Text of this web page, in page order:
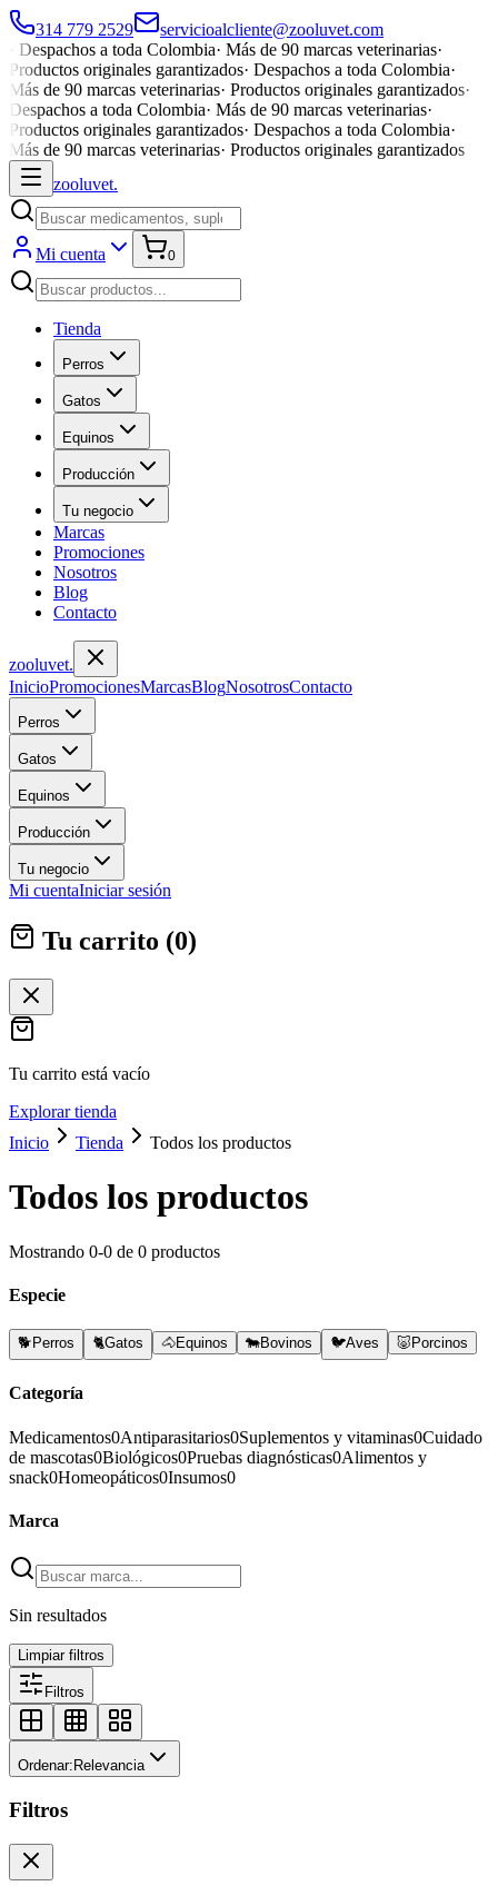
314 779 2529
servicioalcliente@zooluvet.com
Despachos a toda Colombia· Más de 90 marcas veterinarias·
Productos originales garantizados· Despachos a toda Colombia·
Más de 90 marcas veterinarias· Productos originales garantizados·
Despachos a toda Colombia· Más de 90 marcas veterinarias·
Productos originales garantizados· Despachos a toda Colombia·
Más de 90 marcas veterinarias· Productos originales garantizados
zooluvet.
Mi cuenta 0
Tienda
Perros
Gatos
Equinos
Producción
Tu negocio
Marcas
Promociones
Nosotros
Blog
Contacto
zooluvet.
InicioPromocionesMarcasBlogNosotrosContacto
Perros
Gatos
Equinos
Producción
Tu negocio
Mi cuentaIniciar sesión
Tu carrito (0)
Tu carrito está vacío
Explorar tienda
Inicio
Tienda Todos los productos
Todos los productos
Mostrando 0-0 de 0 productos
Especie
🐕 Perros 🐈Gatos 🐴Equinos 🐄Bovinos 🐦Aves 🐷 Porcinos
Categoría
Medicamentos0Antiparasitarios0Suplementos y vitaminas0Cuidado
de mascotas0Biológicos0Pruebas diagnósticas0Alimentos y
snack0Homeopáticos0Insumos0
Marca
Sin resultados
Limpiar filtros
Filtros
Ordenar: Relevancia
Filtros